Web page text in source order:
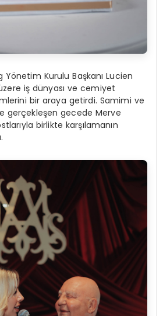
Yönetim Kurulu Başkanı Lucien
iş dünyası ve cemiyet
bir araya getirdi. Samimi ve
gerçekleşen gecede Merve
birlikte karşılamanın